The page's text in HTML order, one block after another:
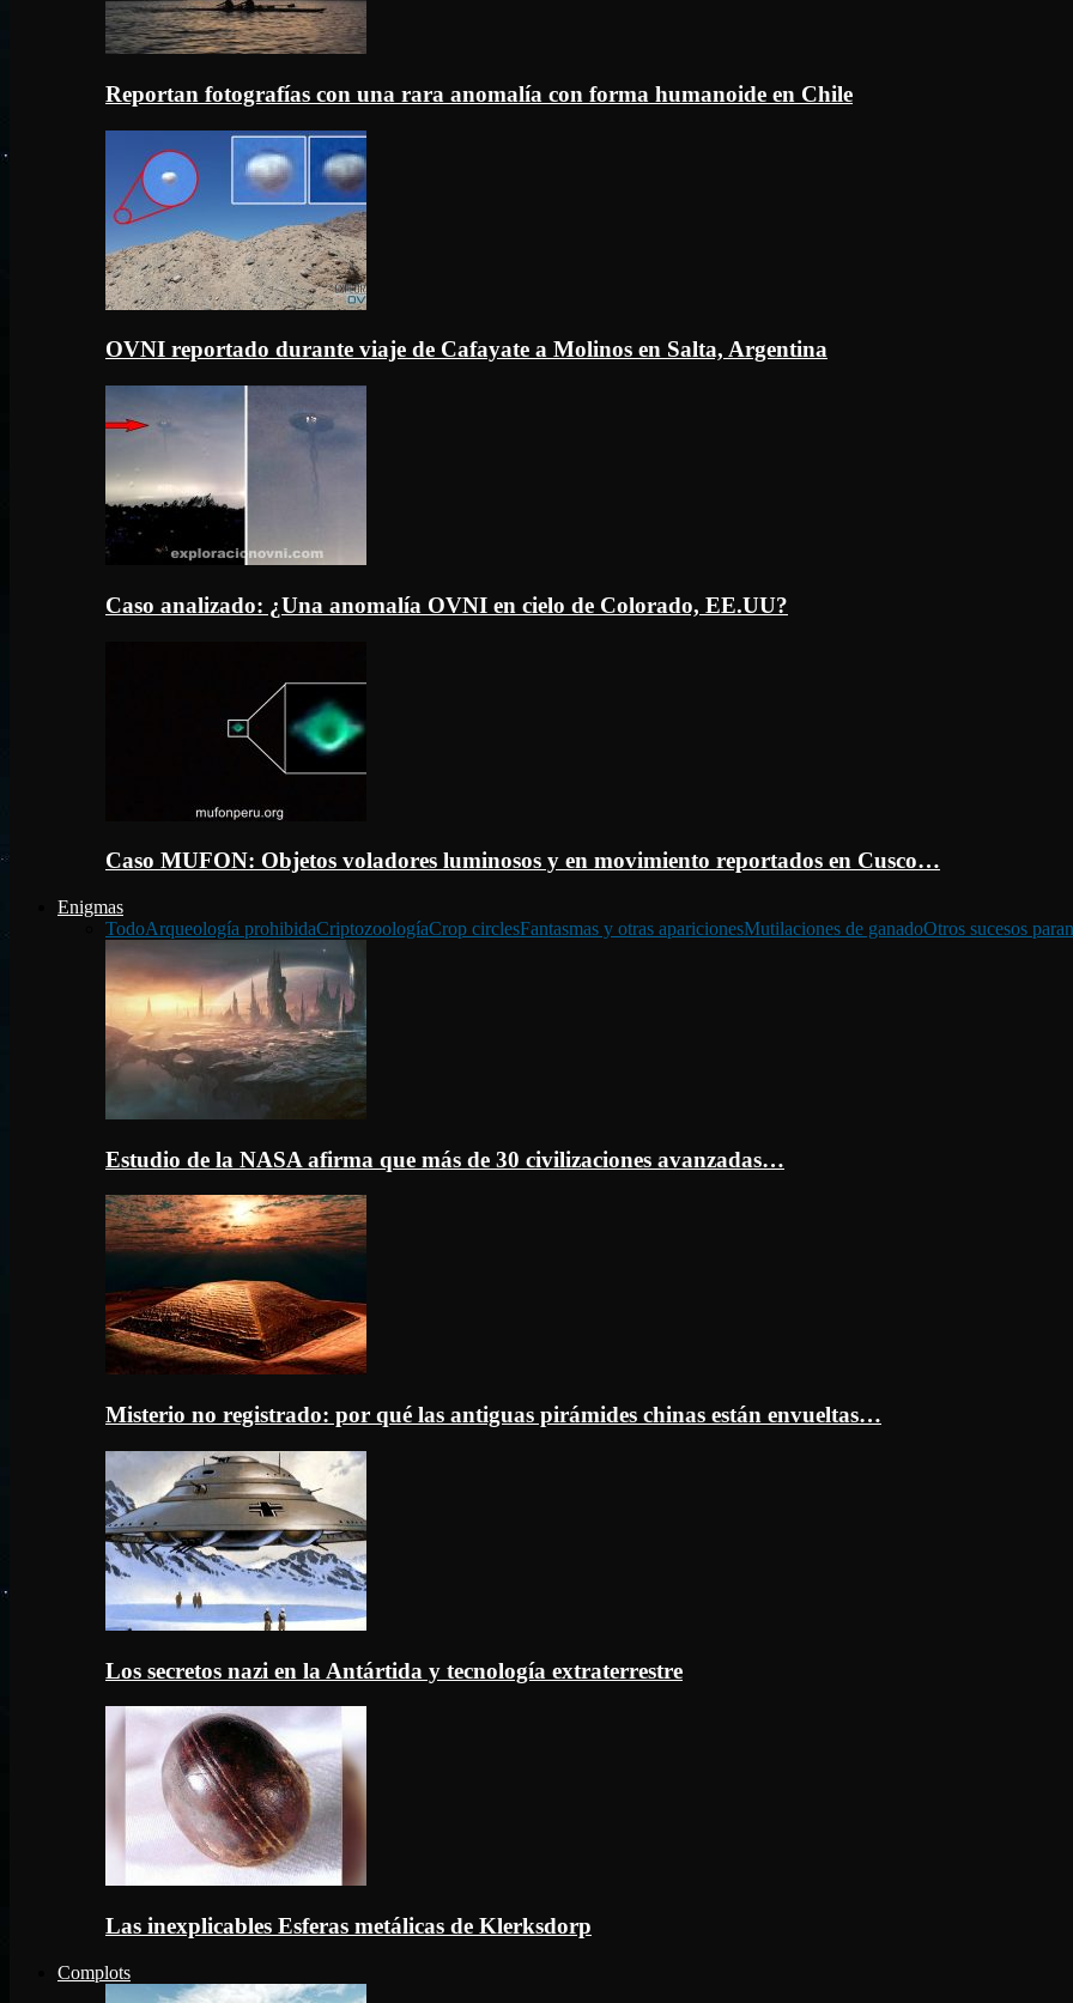
Reportan fotografías con una rara anomalía con forma humanoide en Chile
OVNI reportado durante viaje de Cafayate a Molinos en Salta, Argentina
Caso analizado: ¿Una anomalía OVNI en cielo de Colorado, EE.UU?
Caso MUFON: Objetos voladores luminosos y en movimiento reportados en Cusco…
Enigmas
TodoArqueología prohibidaCriptozoologíaCrop circlesFantasmas y otras aparicionesMutilaciones de ganadoOtros sucesos
Estudio de la NASA afirma que más de 30 civilizaciones avanzadas…
Misterio no registrado: por qué las antiguas pirámides chinas están envueltas…
Los secretos nazi en la Antártida y tecnología extraterrestre
Las inexplicables Esferas metálicas de Klerksdorp
Complots